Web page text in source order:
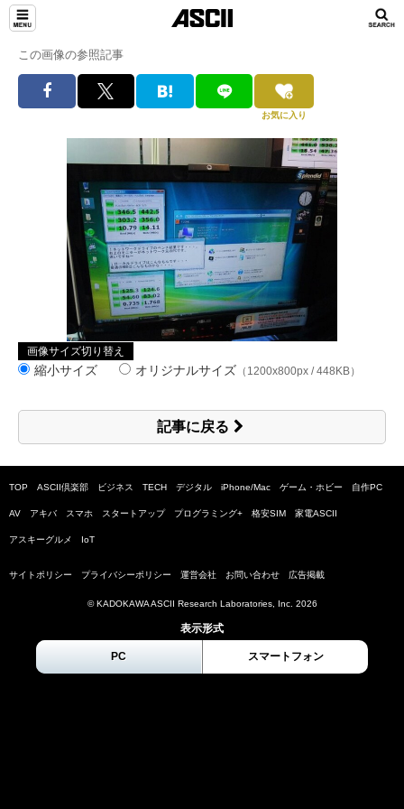
この画像の参照記事
お気に入り
画像サイズ切り替え
縮小サイズ オリジナルサイズ （1200x800px / 448KB）
記事に戻る
TOP ASCII倶楽部 ビジネス TECH デジタル iPhone/Mac ゲーム・ホビー 自作PC
AV アキバ スマホ スタートアップ プログラミング+ 格安SIM 家電ASCII
アスキーグルメ IoT
サイトポリシー プライバシーポリシー 運営会社 お問い合わせ 広告掲載
© KADOKAWA ASCII Research Laboratories, Inc. 2026
表示形式
PC スマートフォン